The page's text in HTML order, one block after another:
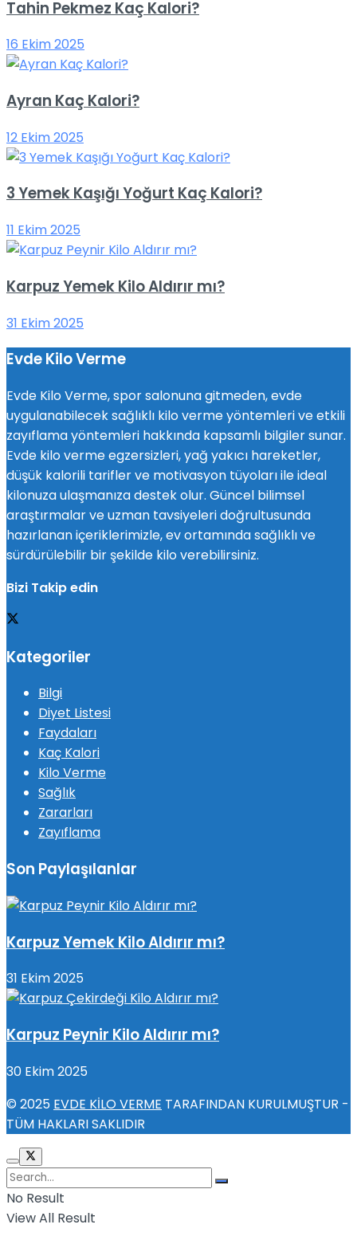
Tahin Pekmez Kaç Kalori?
16 Ekim 2025
Ayran Kaç Kalori?
12 Ekim 2025
3 Yemek Kaşığı Yoğurt Kaç Kalori?
11 Ekim 2025
Karpuz Yemek Kilo Aldırır mı?
31 Ekim 2025
Evde Kilo Verme
Evde Kilo Verme, spor salonuna gitmeden, evde
uygulanabilecek sağlıklı kilo verme yöntemleri ve etkili
zayıflama yöntemleri hakkında kapsamlı bilgiler sunar.
Evde kilo verme egzersizleri, yağ yakıcı hareketler,
düşük kalorili tarifler ve motivasyon tüyoları ile ideal
kilonuza ulaşmanıza destek olur. Güncel bilimsel
araştırmalar ve uzman tavsiyeleri doğrultusunda
hazırlanan içeriklerimizle, ev ortamında sağlıklı ve
sürdürülebilir bir şekilde kilo verebilirsiniz.
Bizi Takip edin
Kategoriler
Bilgi
Diyet Listesi
Faydaları
Kaç Kalori
Kilo Verme
Sağlık
Zararları
Zayıflama
Son Paylaşılanlar
Karpuz Yemek Kilo Aldırır mı?
31 Ekim 2025
Karpuz Peynir Kilo Aldırır mı?
30 Ekim 2025
© 2025 EVDE KİLO VERME TARAFINDAN KURULMUŞTUR -
TÜM HAKLARI SAKLIDIR
No Result
View All Result